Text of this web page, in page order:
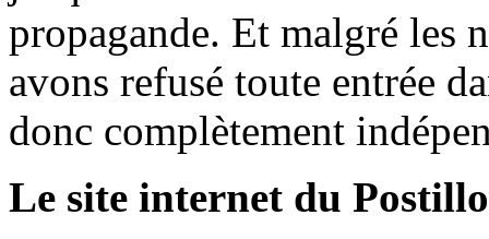
propagande. Et malgré les
avons refusé toute entrée
donc complètement
Le site internet du